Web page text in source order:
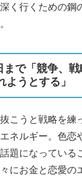
く行くための鋼
まで「競争、
ようとする」
こうと戦略を練
ネルギー。色恋
題になっている
にお金と恋愛の